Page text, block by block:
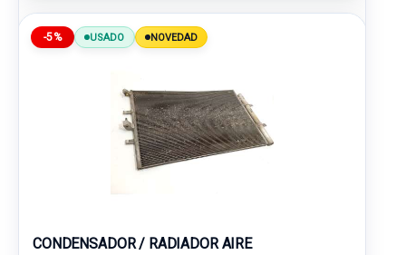
-5% USADO NOVEDAD
CONDENSADOR / RADIADOR AIRE